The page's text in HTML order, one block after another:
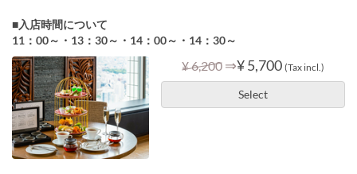
■入店時間について
11：00～・13：30～・14：00～・14：30～
¥ 6,200 ⇒¥ 5,700 (Tax incl.)
Select